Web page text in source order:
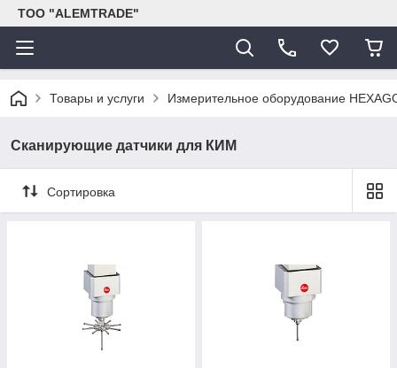
ТОО "ALEMTRADE"
Товары и услуги Измерительное оборудование
Сканирующие датчики для КИМ
Сортировка